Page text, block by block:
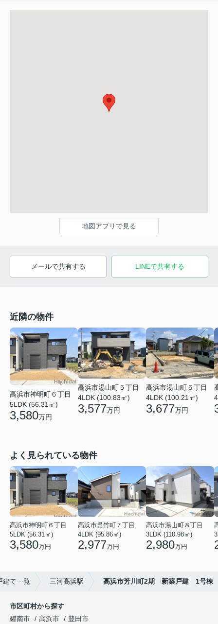
地図アプリで見る
メールで共有する LINEで共有する
近隣の物件
高浜市神明町６丁目
5LDK (56.31㎡)
3,580万円
高浜市湯山町５丁目
4LDK (100.83㎡)
3,577万円
高浜市湯山町５丁目
4LDK (100.21㎡)
3,677万円
よく見られている物件
高浜市神明町６丁目
5LDK (56.31㎡)
3,580万円
高浜市呉竹町７丁目
4LDK (95.86㎡)
2,977万円
高浜市湯山町８丁目
3LDK (110.98㎡)
2,980万円
建て一覧 三河高浜駅 高浜市芳川町2期 新築戸建 1号棟
市区町村から探す
碧南市
高浜市
豊田市